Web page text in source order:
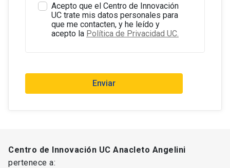
Acepto que el Centro de Innovación
UC trate mis datos personales para
que me contacten, y he leído y
acepto la Política de Privacidad UC.
Enviar
Centro de Innovación UC Anacleto Angelini
pertenece a: